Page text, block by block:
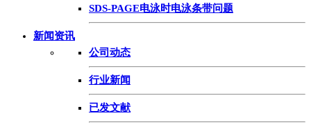
SDS-PAGE电泳时电泳条带问题
新闻资讯
公司动态
行业新闻
已发文献